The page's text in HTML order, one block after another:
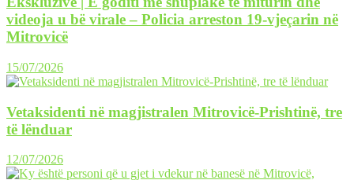
videoja u bë virale – Policia arreston 19-vjeçarin në
Mitrovicë
15/07/2026
Vetaksidenti në magjistralen Mitrovicë-Prishtinë, tre
të lënduar
12/07/2026